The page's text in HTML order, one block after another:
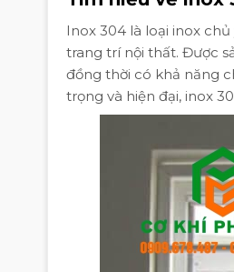
Inox 304 là loại inox
trang trí nội thất. Được
đồng thời có khả năng
trọng và hiện đại, inox